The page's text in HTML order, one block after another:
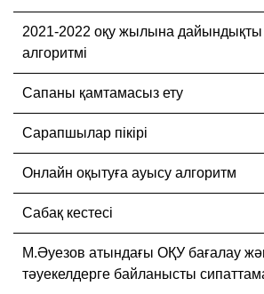
2021-2022 оқу жылына
алгоритмі
Сапаны қамтамасыз ету
Сарапшылар пікірі
Онлайн оқытуға ауысу алгоритм
Сабақ кестесі
М.Әуезов атындағы ОҚУ бағалау
тәуекелдерге байланысты